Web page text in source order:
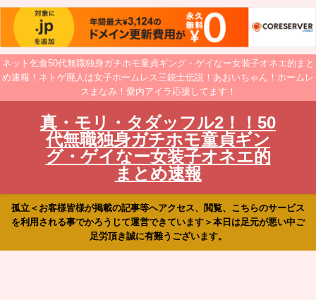
ネット乞食50代無職独身ガチホモ童貞ギング・ゲイなー女装子オネエ的まと
め速報！ネトゲ廃人は女子ホームレス三銃士伝説！あおいちゃん！ホームレ
スまなみ！愛内アイラ応援してます！
真・モリ・タダッフル2！！50
代無職独身ガチホモ童貞ギン
グ・ゲイなー女装子オネエ的
まとめ速報
孤立＜お客様皆様が掲載の記事等へアクセス、閲覧、こちらのサービス
を利用される事でかろうじて運営できています＞本日は足元が悪い中ご
足労頂き誠に有難うございます。